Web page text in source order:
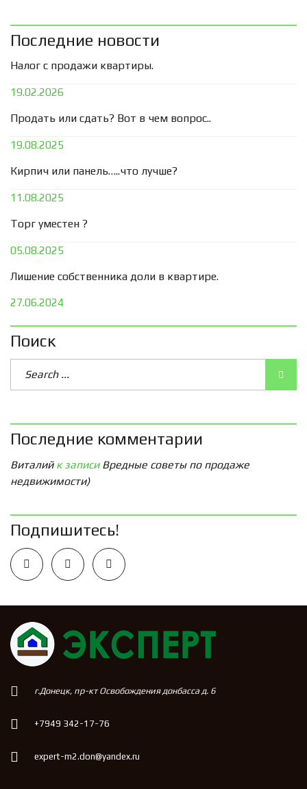
Последние новости
Налог с продажи квартиры.
19.02.2026
Продать или сдать? Вот в чем вопрос..
19.08.2025
Кирпич или панель…..что лучше?
11.08.2025
Торг уместен ?
05.08.2025
Лишение собственника доли в квартире.
27.06.2024
Поиск
Последние комментарии
Виталийк записи Вредные советы по продаже
недвижимости)
Подпишитесь!
г.Донецк, пр-кт Освобождения донбасса д. 6
+7949 342-17-76
expert-m2.don@yandex.ru